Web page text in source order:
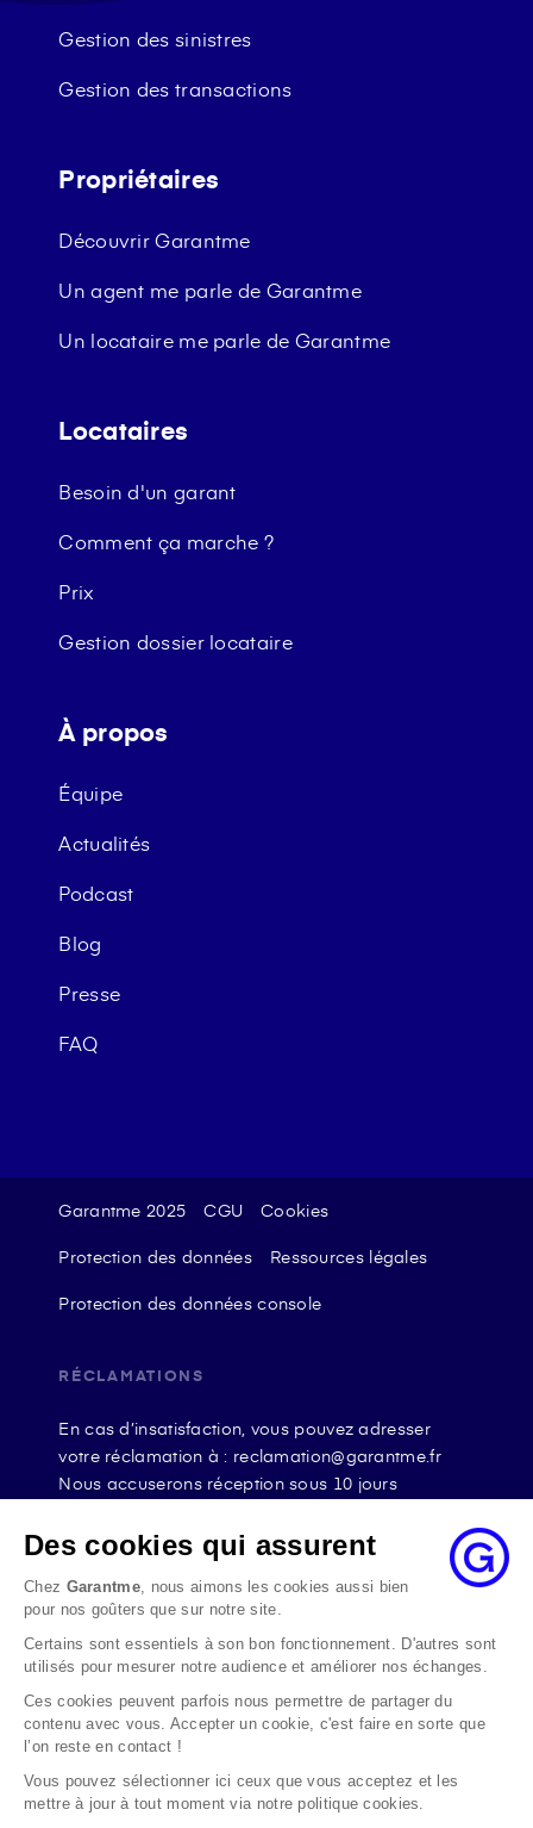
Gestion des sinistres
Gestion des transactions
Propriétaires
Découvrir Garantme
Un agent me parle de Garantme
Un locataire me parle de Garantme
Locataires
Besoin d'un garant
Comment ça marche ?
Prix
Gestion dossier locataire
À propos
Équipe
Actualités
Podcast
Blog
Presse
FAQ
Garantme 2025 CGU Cookies
Protection des données Ressources légales
Protection des données console
RÉCLAMATIONS
En cas d’insatisfaction, vous pouvez adresser
votre réclamation à : reclamation@garantme.fr
Nous accuserons réception sous 10 jours
état de cause, nous répondrons à la réclamation
au maximum dans les 2 mois.
Si le désaccord persiste, vous pouvez solliciter
l’avis du Médiateur de l’Assurance par internet à
l’adresse La médiation de l’assurance - Accueil
Par courrier à l’adresse : La Médiation de
l’Assurance TSA 50110 75441 PARIS CEDEX 09 ou
par email à l’adresse www.mediation-
assurance.org
La saisine du Médiateur de l’Assurance est gratuite
mais ne peut intervenir qu’après nous avoir
Des cookies qui assurent
Chez Garantme, nous aimons les cookies aussi bien
pour nos goûters que sur notre site.
Certains sont essentiels à son bon fonctionnement. D'autres sont
utilisés pour mesurer notre audience et améliorer nos échanges.
Ces cookies peuvent parfois nous permettre de partager du
contenu avec vous. Accepter un cookie, c'est faire en sorte que
l’on reste en contact !
Vous pouvez sélectionner ici ceux que vous acceptez et les
mettre à jour à tout moment via notre politique cookies.